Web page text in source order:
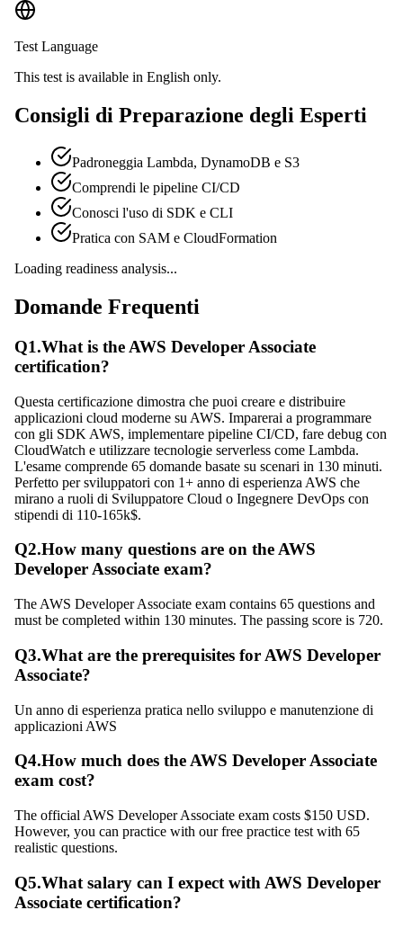
Test Language
This test is available in English only.
Consigli di Preparazione degli Esperti
Padroneggia Lambda, DynamoDB e S3
Comprendi le pipeline CI/CD
Conosci l'uso di SDK e CLI
Pratica con SAM e CloudFormation
Loading readiness analysis...
Domande Frequenti
Q1.What is the AWS Developer Associate
certification?
Questa certificazione dimostra che puoi creare e distribuire
applicazioni cloud moderne su AWS. Imparerai a programmare
con gli SDK AWS, implementare pipeline CI/CD, fare debug con
CloudWatch e utilizzare tecnologie serverless come Lambda.
L'esame comprende 65 domande basate su scenari in 130 minuti.
Perfetto per sviluppatori con 1+ anno di esperienza AWS che
mirano a ruoli di Sviluppatore Cloud o Ingegnere DevOps con
stipendi di 110-165k$.
Q2.How many questions are on the AWS
Developer Associate exam?
The AWS Developer Associate exam contains 65 questions and
must be completed within 130 minutes. The passing score is 720.
Q3.What are the prerequisites for AWS Developer
Associate?
Un anno di esperienza pratica nello sviluppo e manutenzione di
applicazioni AWS
Q4.How much does the AWS Developer Associate
exam cost?
The official AWS Developer Associate exam costs $150 USD.
However, you can practice with our free practice test with 65
realistic questions.
Q5.What salary can I expect with AWS Developer
Associate certification?